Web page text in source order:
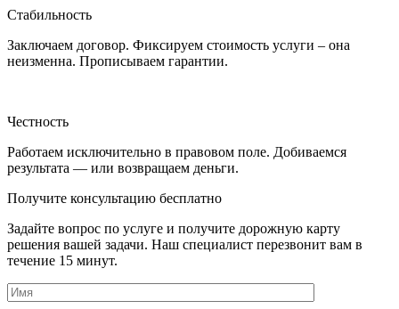
Стабильность
Заключаем договор. Фиксируем стоимость услуги – она
неизменна. Прописываем гарантии.
Честность
Работаем исключительно в правовом поле. Добиваемся
результата — или возвращаем деньги.
Получите консультацию бесплатно
Задайте вопрос по услуге и получите дорожную карту
решения вашей задачи. Наш специалист перезвонит вам в
течение 15 минут.